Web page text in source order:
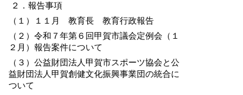
２．報告事項
（１）１１月 教育長 教育行政報告
（２）令和７年第６回甲賀市議会定例会（１
２月）報告案件について
（３）公益財団法人甲賀市スポーツ協会と公
益財団法人甲賀創健文化振興事業団の統合に
ついて